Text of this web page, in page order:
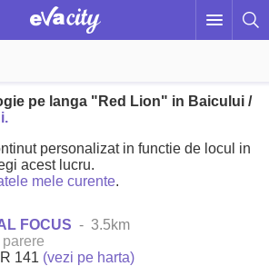
pe langa "Red Lion" in Baicului /
personalizat in functie de locul in
acest lucru.
mele curente.
FOCUS - 3.5km
parere
141 (vezi pe harta)